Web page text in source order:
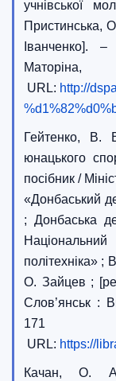
учнівської
Пристинська,
Іванченко].
URL: http://
Гейтенко, В.
юнацького
посібник /
«Донбаський
; Донбаська
політехніка»
О. Зайцев ;
Слов’янськ :
URL: https://
Качан, О. А.